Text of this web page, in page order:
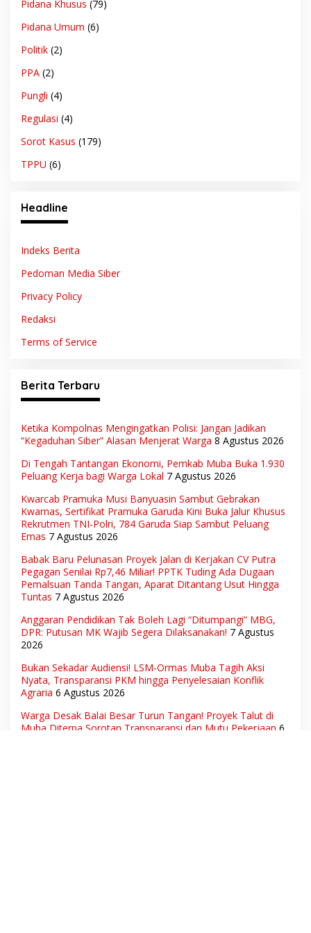
Pidana Khusus (79)
Pidana Umum (6)
Politik (2)
PPA (2)
Pungli (4)
Regulasi (4)
Sorot Kasus (179)
TPPU (6)
Headline
Indeks Berita
Pedoman Media Siber
Privacy Policy
Redaksi
Terms of Service
Berita Terbaru
Ketika Kompolnas Mengingatkan Polisi: Jangan Jadikan
“Kegaduhan Siber” Alasan Menjerat Warga 8 Agustus 2026
Di Tengah Tantangan Ekonomi, Pemkab Muba Buka 1.930
Peluang Kerja bagi Warga Lokal 7 Agustus 2026
Kwarcab Pramuka Musi Banyuasin Sambut Gebrakan
Kwarnas, Sertifikat Pramuka Garuda Kini Buka Jalur Khusus
Rekrutmen TNI-Polri, 784 Garuda Siap Sambut Peluang
Emas 7 Agustus 2026
Babak Baru Pelunasan Proyek Jalan di Kerjakan CV Putra
Pegagan Senilai Rp7,46 Miliar! PPTK Tuding Ada Dugaan
Pemalsuan Tanda Tangan, Aparat Ditantang Usut Hingga
Tuntas 7 Agustus 2026
Anggaran Pendidikan Tak Boleh Lagi “Ditumpangi” MBG,
DPR: Putusan MK Wajib Segera Dilaksanakan! 7 Agustus
2026
Bukan Sekadar Audiensi! LSM-Ormas Muba Tagih Aksi
Nyata, Transparansi PKM hingga Penyelesaian Konflik
Agraria 6 Agustus 2026
Warga Desak Balai Besar Turun Tangan! Proyek Talut di
Muba Diterpa Sorotan Transparansi dan Mutu Pekerjaan 6